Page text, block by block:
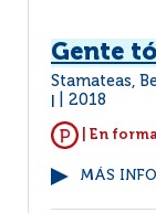
Gente
Stamateas,
2018
| En
MÁS